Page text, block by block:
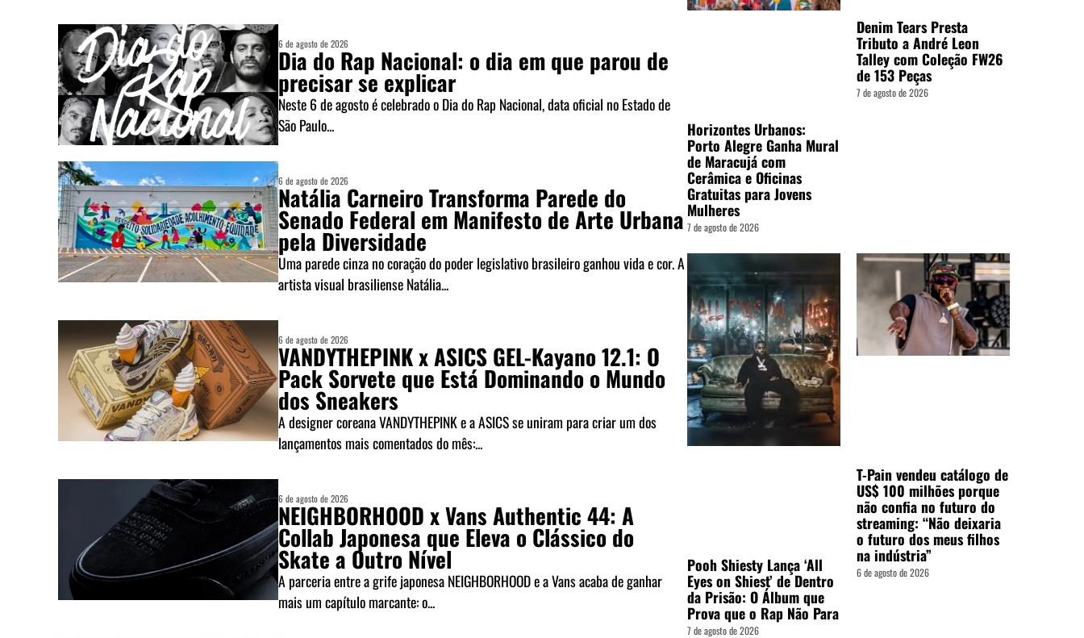
6 de agosto de 2026
Dia do Rap Nacional: o dia em que parou de
precisar se explicar
Neste 6 de agosto é celebrado o Dia do Rap Nacional, data oficial no Estado de
São Paulo...
6 de agosto de 2026
Natália Carneiro Transforma Parede do
Senado Federal em Manifesto de Arte Urbana
pela Diversidade
Uma parede cinza no coração do poder legislativo brasileiro ganhou vida e cor. A
artista visual brasiliense Natália...
6 de agosto de 2026
VANDYTHEPINK x ASICS GEL-Kayano 12.1: O
Pack Sorvete que Está Dominando o Mundo
dos Sneakers
A designer coreana VANDYTHEPINK e a ASICS se uniram para criar um dos
lançamentos mais comentados do mês:...
6 de agosto de 2026
NEIGHBORHOOD x Vans Authentic 44: A
Collab Japonesa que Eleva o Clássico do
Skate a Outro Nível
A parceria entre a grife japonesa NEIGHBORHOOD e a Vans acaba de ganhar
mais um capítulo marcante: o...
Horizontes Urbanos:
Porto Alegre Ganha Mural
de Maracujá com
Cerâmica e Oficinas
Gratuitas para Jovens
Mulheres
7 de agosto de 2026
Denim Tears Presta
Tributo a André Leon
Talley com Coleção FW26
de 153 Peças
7 de agosto de 2026
Pooh Shiesty Lança ‘All
Eyes on Shiest’ de Dentro
da Prisão: O Álbum que
Prova que o Rap Não Para
7 de agosto de 2026
T-Pain vendeu catálogo de
US$ 100 milhões porque
não confia no futuro do
streaming: “Não deixaria
o futuro dos meus filhos
na indústria”
6 de agosto de 2026